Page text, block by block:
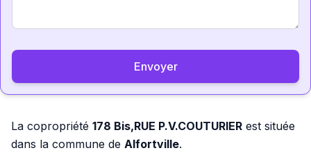
Envoyer
La copropriété 178 Bis,RUE P.V.COUTURIER est située
dans la commune de Alfortville.